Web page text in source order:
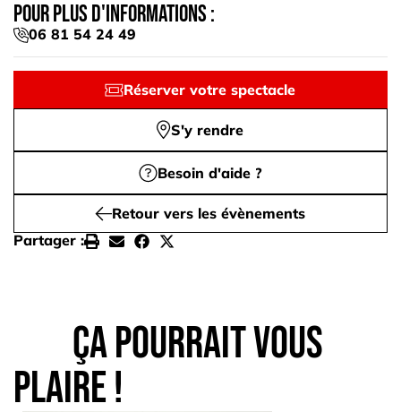
Pour plus d'informations :
06 81 54 24 49
Réserver votre spectacle
S'y rendre
Besoin d'aide ?
Retour vers les évènements
Partager :
Ça pourrait vous
plaire !